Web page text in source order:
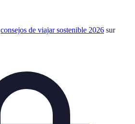
consejos de viajar sostenible 2026 sur